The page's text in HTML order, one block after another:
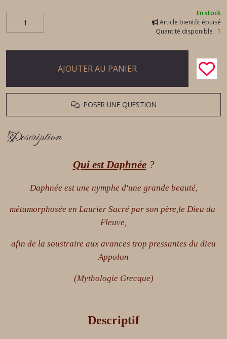
En stock
Article bientôt épuisé
Quantité disponible : 1
AJOUTER AU PANIER
POSER UNE QUESTION
Description
Qui est Daphnée ?
Daphnée est une nymphe d'une grande beauté,
métamorphosée en Laurier Sacré par son père,le Dieu du
Fleuve,
afin de la soustraire aux avances trop pressantes du dieu
Appolon
(Mythologie Grecque)
Descriptif